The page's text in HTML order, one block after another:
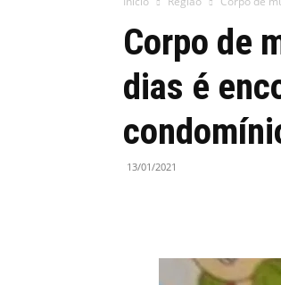
Corpo de
dias é
13/01/2021